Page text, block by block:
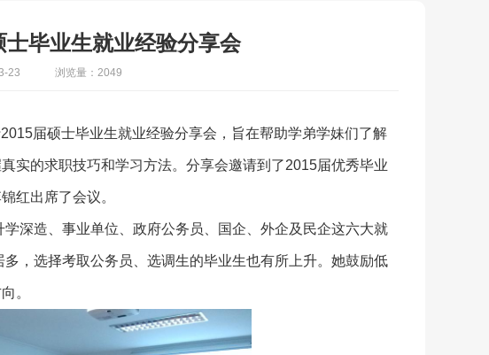
士毕业生就业经验分享会
23 浏览量：2049
届硕士毕业生就业经验分享会，旨在帮助学弟学妹们了解
实的求职技巧和学习方法。分享会邀请到了2015届优秀毕业
红出席了会议。
深造、事业单位、政府公务员、国企、外企及民企这六大就
，选择考取公务员、选调生的毕业生也有所上升。她鼓励低
。